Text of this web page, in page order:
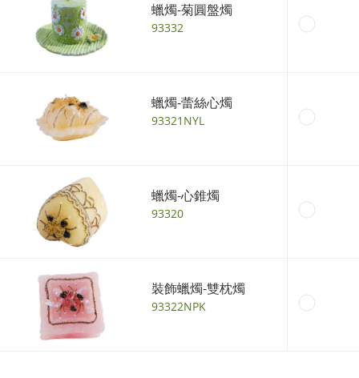
蠟燭-菊圓盤燭
93332
蠟燭-蕾絲心燭
93321NYL
蠟燭-心錐燭
93320
裝飾蠟燭-雙枕燭
93322NPK